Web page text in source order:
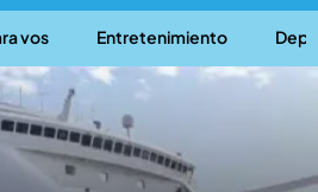
vos Entretenimiento